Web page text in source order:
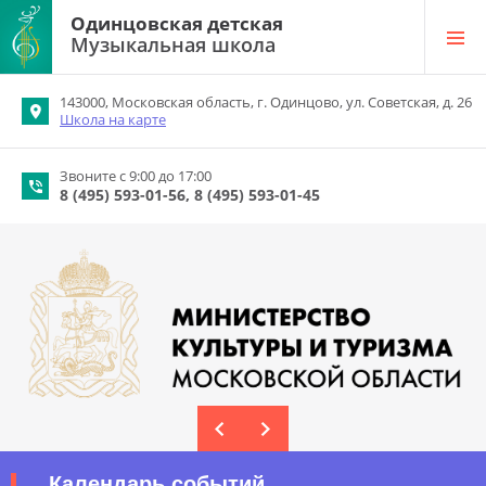
Одинцовская детская
Музыкальная школа
143000, Московская область, г. Одинцово, ул. Советская, д. 26
Школа на карте
Звоните с 9:00 до 17:00
8 (495) 593-01-56 8 (495) 593-01-45